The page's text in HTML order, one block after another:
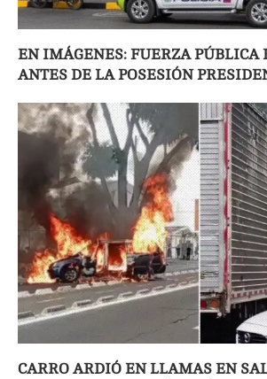
EN IMÁGENES: FUERZA PÚBLICA
ANTES DE LA POSESIÓN
CARRO ARDIÓ EN LLAMAS EN